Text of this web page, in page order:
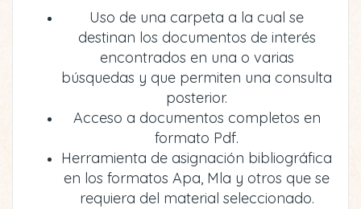
Uso de una carpeta a la cual se
destinan los documentos de interés
encontrados en una o varias
búsquedas y que permiten una consulta
posterior.
Acceso a documentos completos en
formato Pdf.
Herramienta de asignación bibliográfica
en los formatos Apa, Mla y otros que se
requiera del material seleccionado.